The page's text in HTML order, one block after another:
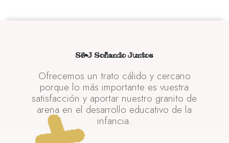
S&J Soñando Juntos
Ofrecemos un trato cálido y cercano
porque lo más importante es vuestra
satisfacción y aportar nuestro granito de
arena en el desarrollo educativo de la
infancia.